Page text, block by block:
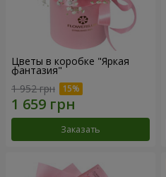
Цветы в коробке "Яркая
фантазия"
1 952 грн
Заказать